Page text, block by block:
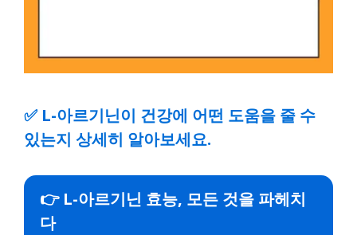
✅ L-아르기닌이 건강에 어떤 도움을 줄 수
있는지 상세히 알아보세요.
👉 L-아르기닌 효능, 모든 것을 파헤치
다